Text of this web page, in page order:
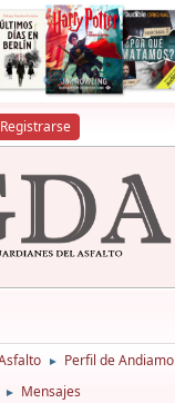
Registrarse
► Perfil de Andiamo
► Mensajes